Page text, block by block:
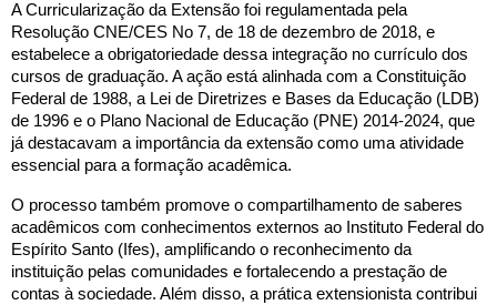
A Curricularização da Extensão foi regulamentada pela
Resolução CNE/CES No 7, de 18 de dezembro de 2018, e
estabelece a obrigatoriedade dessa integração no currículo dos
cursos de graduação. A ação está alinhada com a Constituição
Federal de 1988, a Lei de Diretrizes e Bases da Educação (LDB)
de 1996 e o Plano Nacional de Educação (PNE) 2014-2024, que
já destacavam a importância da extensão como uma atividade
essencial para a formação acadêmica.
O processo também promove o compartilhamento de saberes
acadêmicos com conhecimentos externos ao Instituto Federal do
Espírito Santo (Ifes), amplificando o reconhecimento da
instituição pelas comunidades e fortalecendo a prestação de
contas à sociedade. Além disso, a prática extensionista contribui